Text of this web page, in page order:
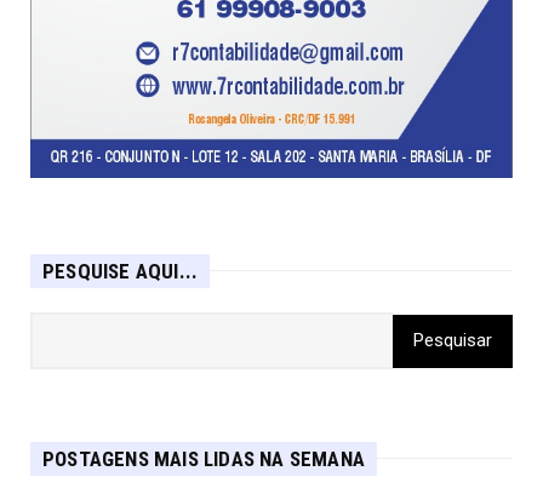
PESQUISE AQUI...
POSTAGENS MAIS LIDAS NA SEMANA